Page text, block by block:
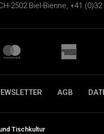
2502 Biel-Bienne, +41 (0)32
AGB
Tischkultur